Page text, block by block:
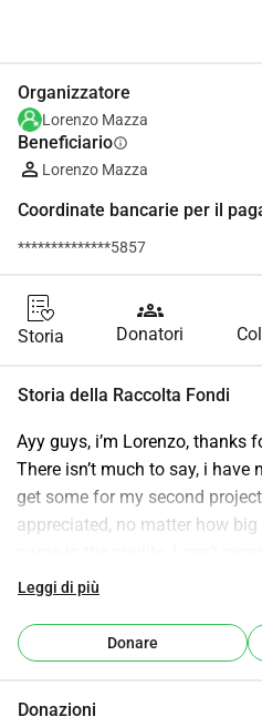
Organizzatore
Lorenzo Mazza
Beneficiarioinfo
Lorenzo Mazza
Coordinate bancarie per il
**************5857
Storia
groups
Donatori
Storia della Raccolta Fondi
Ayy guys, i’m Lorenzo, thanks
There isn’t much to say, i have
get some for my second
appreciated, no matter how
obvious shipping issues but if
dvd/poster of this and Wanker.
can be interested in being part
Leggi di più
Donare
Donazioni